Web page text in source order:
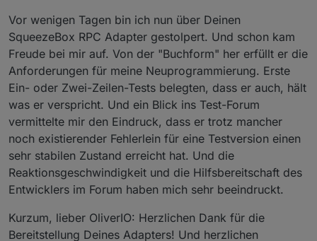
Vor wenigen Tagen bin ich nun über Deinen
SqueezeBox RPC Adapter gestolpert. Und schon kam
Freude bei mir auf. Von der "Buchform" her erfüllt er die
Anforderungen für meine Neuprogrammierung. Erste
Ein- oder Zwei-Zeilen-Tests belegten, dass er auch, hält
was er verspricht. Und ein Blick ins Test-Forum
vermittelte mir den Eindruck, dass er trotz mancher
noch existierender Fehlerlein für eine Testversion einen
sehr stabilen Zustand erreicht hat. Und die
Reaktionsgeschwindigkeit und die Hilfsbereitschaft des
Entwicklers im Forum haben mich sehr beeindruckt.
Kurzum, lieber OliverIO: Herzlichen Dank für die
Bereitstellung Deines Adapters! Und herzlichen